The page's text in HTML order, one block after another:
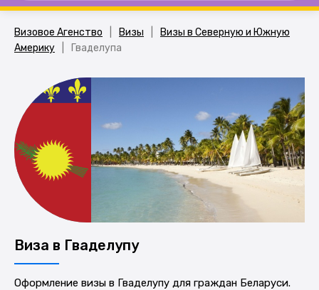
Визовое Агенство Визы
Визы в Северную и Южную
Америку
Гваделупа
Виза в Гваделупу
Оформление визы в Гваделупу для граждан Беларуси.